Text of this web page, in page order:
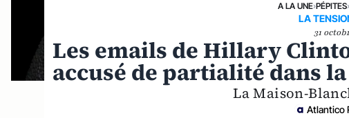
A LA UNE›PÉPITES
LA
31
Les emails de Hillary
accusé de partialité dans
La Maison-
Atlantico